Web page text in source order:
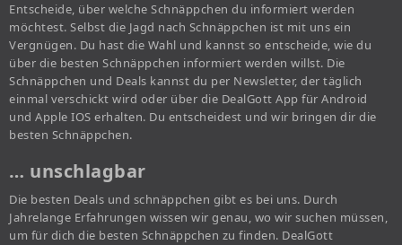
Entscheide, über welche Schnäppchen du informiert werden
möchtest. Selbst die Jagd nach Schnäppchen ist mit uns ein
Vergnügen. Du hast die Wahl und kannst so entscheide, wie du
über die besten Schnäppchen informiert werden willst. Die
Schnäppchen und Deals kannst du per Newsletter, der täglich
einmal verschickt wird oder über die DealGott App für Android
und Apple IOS erhalten. Du entscheidest und wir bringen dir die
besten Schnäppchen.
… unschlagbar
Die besten Deals und schnäppchen gibt es bei uns. Durch
Jahrelange Erfahrungen wissen wir genau, wo wir suchen müssen,
um für dich die besten Schnäppchen zu finden. DealGott